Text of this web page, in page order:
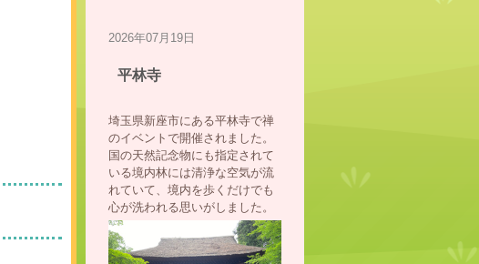
2026年07月19日
平林寺
埼玉県新座市にある平林寺で禅
のイベントで開催されました。
国の天然記念物にも指定されて
いる境内林には清浄な空気が流
れていて、境内を歩くだけでも
心が洗われる思いがしました。